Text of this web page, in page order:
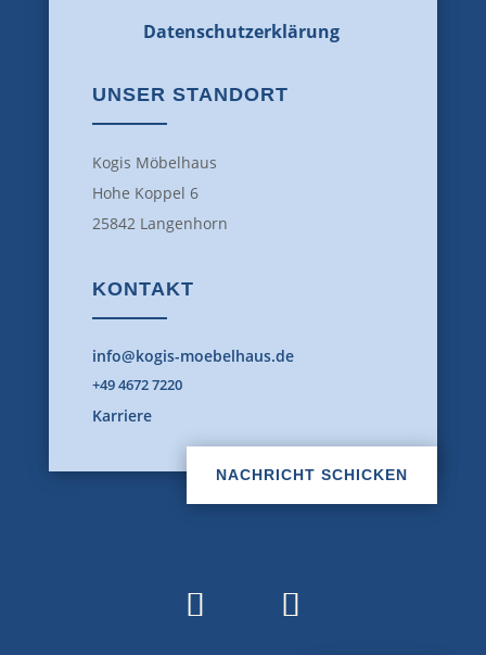
Datenschutz­erklärung
UNSER STANDORT
Kogis Möbelhaus
Hohe Koppel 6
25842 Langenhorn
KONTAKT
info@kogis-moebelhaus.de
+49 4672 7220
Karriere
NACHRICHT SCHICKEN